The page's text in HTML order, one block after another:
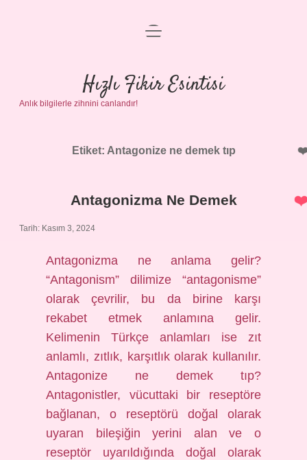
Anasayfa
Gizlilik Politikası
Yasal Uyarı
menüyü
Hızlı Fikir Esintisi
Anlık bilgilerle zihnini canlandır!
Etiket: Antagonize ne demek tıp
Antagonizma Ne Demek
Tarih: Kasım 3, 2024
Antagonizma ne anlama gelir?
“Antagonism” dilimize “antagonisme”
olarak çevrilir, bu da birine karşı
rekabet etmek anlamına gelir.
Kelimenin Türkçe anlamları ise zıt
anlamlı, zıtlık, karşıtlık olarak kullanılır.
Antagonize ne demek tıp?
Antagonistler, vücuttaki bir reseptöre
bağlanan, o reseptörü doğal olarak
uyaran bileşiğin yerini alan ve o
reseptör uyarıldığında doğal olarak